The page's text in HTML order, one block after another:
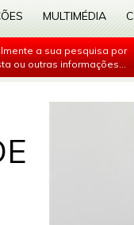
MULTIMÉDIA
a sua pesquisa por
ou outras informações...